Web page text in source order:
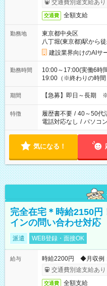
交通費別途支給あり
交通費 全額支給
勤務地
東京都中央区
八丁堀(東京都)駅から
建設業界向けのAIサ
勤務時間
10:00～17:00(実働6
19:00（※終わりの時間
期間 【急募】即日～長期
特徴 履歴書不要 / 40～50代
電話対応なし / パソコ
気になる！
完全在宅＊時給2150円
インの問い合わせ対応
派遣 WEB登録・面接OK
給与
時給2200円 ◆月収例
交通費別途支給あり
交通費 全額支給